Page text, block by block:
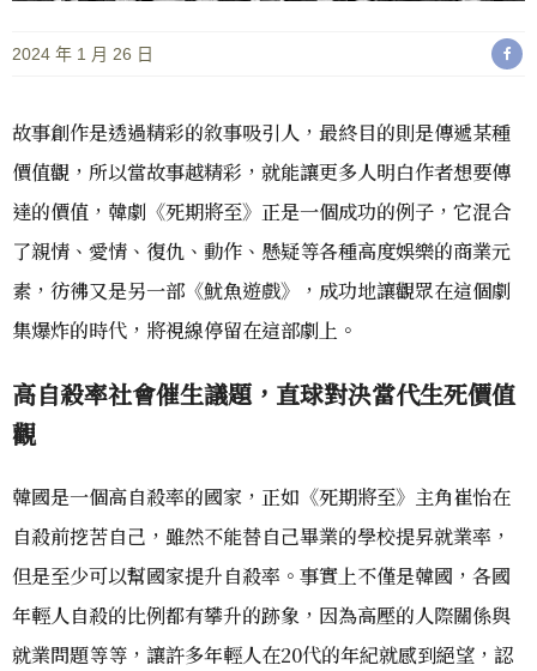
2024 年 1 月 26 日
故事創作是透過精彩的敘事吸引人，最終目的則是傳遞某種
價值觀，所以當故事越精彩，就能讓更多人明白作者想要傳
達的價值，韓劇《死期將至》正是一個成功的例子，它混合
了親情、愛情、復仇、動作、懸疑等各種高度娛樂的商業元
素，彷彿又是另一部《魷魚遊戲》，成功地讓觀眾在這個劇
集爆炸的時代，將視線停留在這部劇上。
高自殺率社會催生議題，直球對決當代生死價值
觀
韓國是一個高自殺率的國家，正如《死期將至》主角崔怡在
自殺前挖苦自己，雖然不能替自己畢業的學校提昇就業率，
但是至少可以幫國家提升自殺率。事實上不僅是韓國，各國
年輕人自殺的比例都有攀升的跡象，因為高壓的人際關係與
就業問題等等，讓許多年輕人在20代的年紀就感到絕望，認